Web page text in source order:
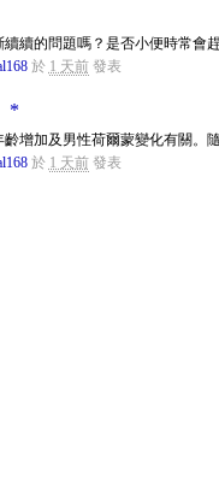
續的問題嗎？是否小便時常會
於 1 天前發表
*
增加及男性荷爾蒙變化有關。
於 1 天前發表